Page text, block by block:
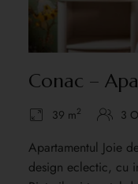
Conac –
39 m2 3
Apartamentul Joie
design eclectic, cu